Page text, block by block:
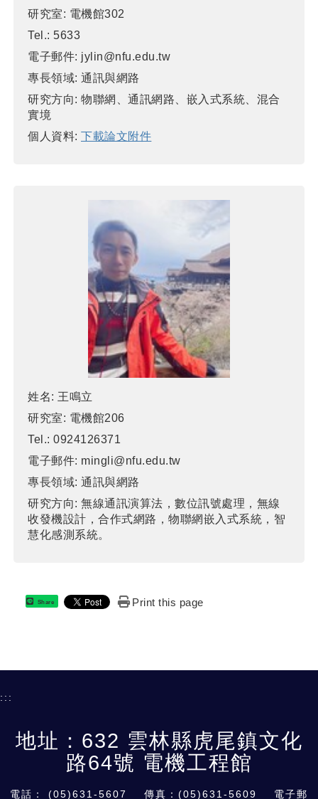
研究室: 電機館302
Tel.: 5633
電子郵件: jylin@nfu.edu.tw
專長領域: 通訊與網路
研究方向: 物聯網、通訊網路、嵌入式系統、混合
實境
個人資料: 下載論文附件
姓名: 王鳴立
研究室: 電機館206
Tel.: 0924126371
電子郵件: mingli@nfu.edu.tw
專長領域: 通訊與網路
研究方向: 無線通訊演算法，數位訊號處理，無線
收發機設計，合作式網路，物聯網嵌入式系統，智
慧化感測系統。
Share Print this page
:::
地址：632 雲林縣虎尾鎮文化
路64號 電機工程館
電話： (05)631-5607 傳真：(05)631-5609 電子郵